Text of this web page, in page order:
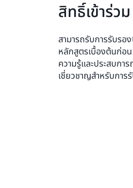
สิทธิ์เข้าร่วม
สามารถรับการรับรอ
หลักสูตรเบื้องต้นก่อน
ความรู้และประสบกา
เชี่ยวชาญสำหรับการ